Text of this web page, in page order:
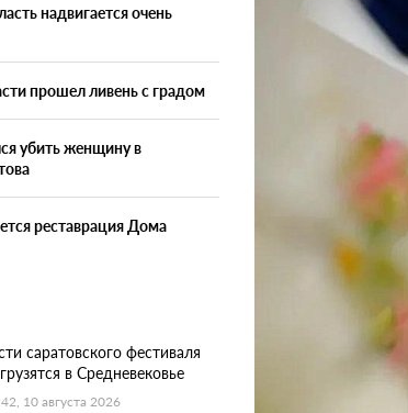
надвигается очень
прошел ливень с градом
убить женщину в
реставрация Дома
саратовского фестиваля
в Средневековье
10 августа 2026